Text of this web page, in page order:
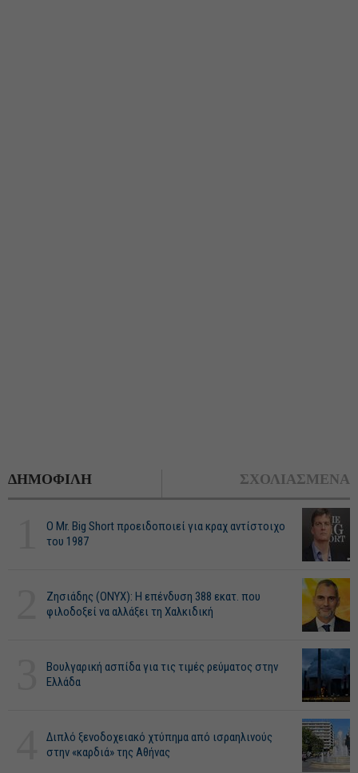
ΔΗΜΟΦΙΛΗ ΣΧΟΛΙΑΣΜΕΝΑ
O Mr. Big Short προειδοποιεί για κραχ αντίστοιχο
του 1987
Ζησιάδης (ONYX): Η επένδυση 388 εκατ. που
φιλοδοξεί να αλλάξει τη Χαλκιδική
Βουλγαρική ασπίδα για τις τιμές ρεύματος στην
Ελλάδα
Διπλό ξενοδοχειακό χτύπημα από ισραηλινούς
στην «καρδιά» της Αθήνας